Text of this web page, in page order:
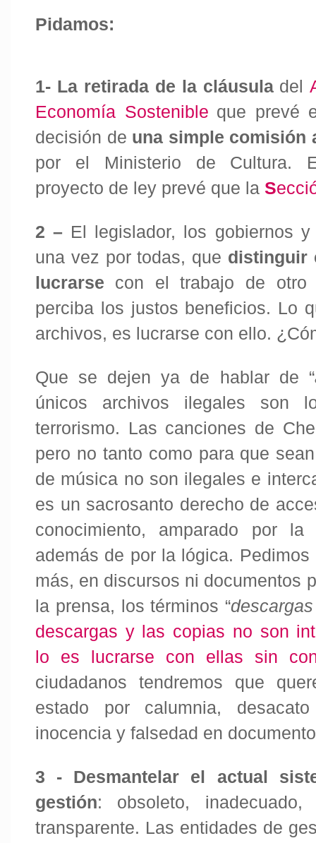
Pidamos:
1- La retirada de la cláusula del
Economía Sostenible que prevé
decisión de una simple comisión
por el Ministerio de Cultura.
proyecto de ley prevé que la S
2 – El legislador, los gobiernos
una vez por todas, que distinguir
lucrarse
con el trabajo de otro
perciba los justos beneficios. Lo
archivos, es lucrarse con ello.
Que se dejen ya de hablar de “
únicos archivos ilegales son
terrorismo. Las canciones de
pero no tanto como para que
de música no son ilegales e
es un sacrosanto derecho de
conocimiento, amparado por
además de por la lógica.
más, en discursos ni documentos
la prensa, los términos “
descargas y las copias no son
lo es lucrarse con ellas sin
ciudadanos tendremos que
estado por calumnia,
inocencia y falsedad en
3 -
Desmantelar el actual
gestión: obsoleto, inadecuado,
transparente. Las entidades de